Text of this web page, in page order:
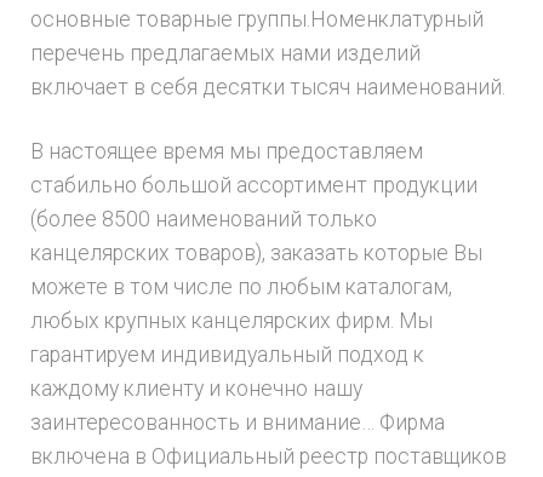
основные товарные группы.Номенклатурный
перечень предлагаемых нами изделий
включает в себя десятки тысяч наименований.
В настоящее время мы предоставляем
стабильно большой ассортимент продукции
(более 8500 наименований только
канцелярских товаров), заказать которые Вы
можете в том числе по любым каталогам,
любых крупных канцелярских фирм. Мы
гарантируем индивидуальный подход к
каждому клиенту и конечно нашу
заинтересованность и внимание… Фирма
включена в Официальный реестр поставщиков